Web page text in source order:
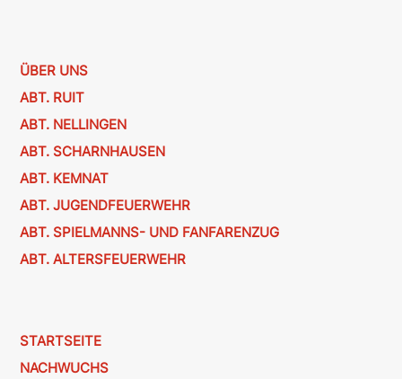
ÜBER UNS
ABT. RUIT
ABT. NELLINGEN
ABT. SCHARNHAUSEN
ABT. KEMNAT
ABT. JUGENDFEUERWEHR
ABT. SPIELMANNS- UND FANFARENZUG
ABT. ALTERSFEUERWEHR
STARTSEITE
NACHWUCHS